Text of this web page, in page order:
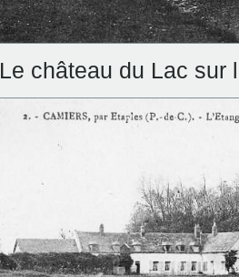
Le château du Lac sur